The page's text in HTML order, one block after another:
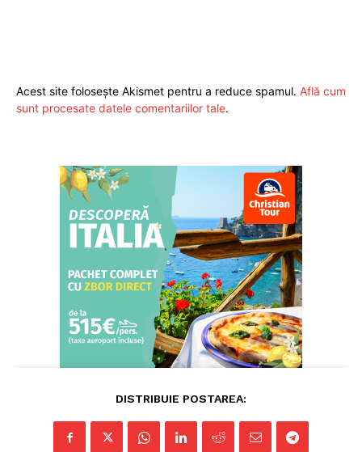
Acest site folosește Akismet pentru a reduce spamul. Află cum
sunt procesate datele comentariilor tale.
DISTRIBUIE POSTAREA: